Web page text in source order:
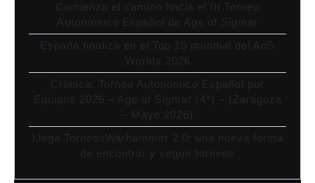
Comienza el camino hacia el III Torneo
Autonómico Español de Age of Sigmar
España finaliza en el Top 10 mundial del AoS
Worlds 2026
Crónica: Torneo Autonómico Español por
Equipos 2026 – Age of Sigmar (4ª) – (Zaragoza
– Mayo 2026)
Llega TorneosWarhammer 2.0: una nueva forma
de encontrar y seguir torneos